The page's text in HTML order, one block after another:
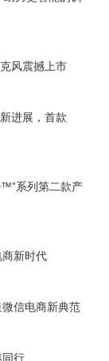
风震撼上市
进展，首款
系列第二款产
新时代
信电商新典范
同行